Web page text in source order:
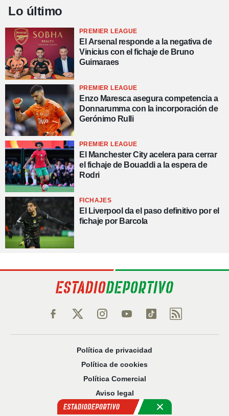
Lo último
PREMIER LEAGUE
El Arsenal responde a la negativa de
Vinicius con el fichaje de Bruno
Guimaraes
PREMIER LEAGUE
Enzo Maresca asegura competencia a
Donnarumma con la incorporación de
Gerónimo Rulli
PREMIER LEAGUE
El Manchester City acelera para cerrar
el fichaje de Bouaddi a la espera de
Rodri
FICHAJES
El Liverpool da el paso definitivo por el
fichaje por Barcola
Política de privacidad
Política de cookies
Política Comercial
Aviso legal
Configuración de privacidad